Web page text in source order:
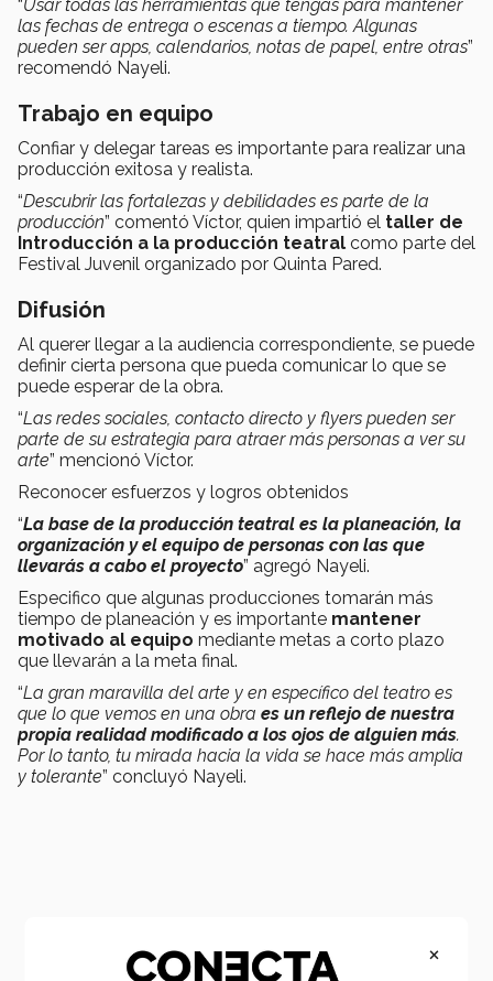
“Usar todas las herramientas que tengas para mantener
las fechas de entrega o escenas a tiempo. Algunas
pueden ser apps, calendarios, notas de papel, entre otras”
recomendó Nayeli.
Trabajo en equipo
Confiar y delegar tareas es importante para realizar una
producción exitosa y realista.
“Descubrir las fortalezas y debilidades es parte de la
producción” comentó Víctor, quien impartió el taller de
Introducción a la producción teatral como parte del
Festival Juvenil organizado por Quinta Pared.
Difusión
Al querer llegar a la audiencia correspondiente, se puede
definir cierta persona que pueda comunicar lo que se
puede esperar de la obra.
“Las redes sociales, contacto directo y flyers pueden ser
parte de su estrategia para atraer más personas a ver su
arte” mencionó Víctor.
Reconocer esfuerzos y logros obtenidos
“La base de la producción teatral es la planeación, la
organización y el equipo de personas con las que
llevarás a cabo el proyecto” agregó Nayeli.
Especifico que algunas producciones tomarán más
tiempo de planeación y es importante mantener
motivado al equipo mediante metas a corto plazo
que llevarán a la meta final.
“La gran maravilla del arte y en específico del teatro es
que lo que vemos en una obra es un reflejo de nuestra
propia realidad modificado a los ojos de alguien más.
Por lo tanto, tu mirada hacia la vida se hace más amplia
y tolerante” concluyó Nayeli.
×